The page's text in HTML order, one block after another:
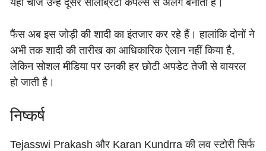
फैंस अब इस जोड़ी की शादी का इंतजार कर रहे हैं। हालांकि दोनों ने
अभी तक शादी की तारीख का आधिकारिक ऐलान नहीं किया है,
लेकिन सोशल मीडिया पर उनकी हर छोटी अपडेट तेजी से वायरल
हो जाती है।
निष्कर्ष
Tejasswi Prakash और Karan Kundrra की लव स्टोरी सिर्फ